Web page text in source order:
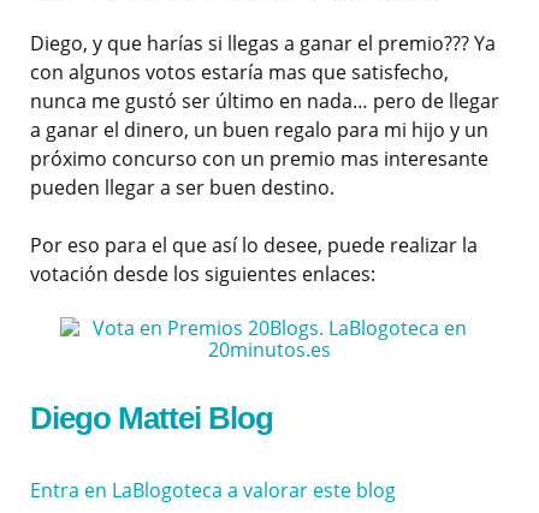
Diego, y que harías si llegas a ganar el premio??? Ya
con algunos votos estaría mas que satisfecho,
nunca me gustó ser último en nada… pero de llegar
a ganar el dinero, un buen regalo para mi hijo y un
próximo concurso con un premio mas interesante
pueden llegar a ser buen destino.
Por eso para el que así lo desee, puede realizar la
votación desde los siguientes enlaces:
Diego Mattei Blog
Entra en LaBlogoteca a valorar este blog